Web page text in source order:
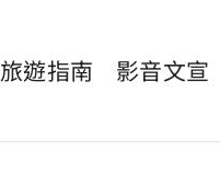
旅遊指南 影音文宣